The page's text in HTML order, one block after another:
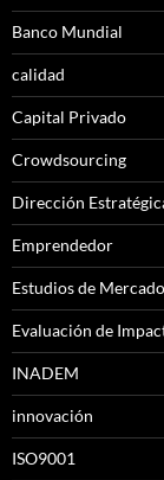
Banco Mundial
calidad
Capital Privado
Crowdsourcing
Dirección
Emprendedor
Estudios de Mercado
Evaluación de
INADEM
innovación
ISO9001